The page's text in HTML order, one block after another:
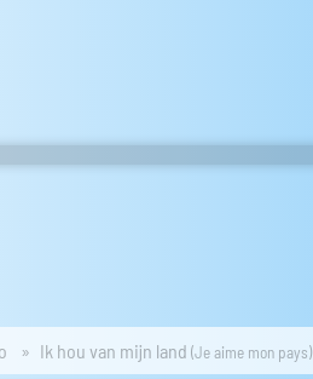
Ik hou van mijn land (Je aime mon pays)